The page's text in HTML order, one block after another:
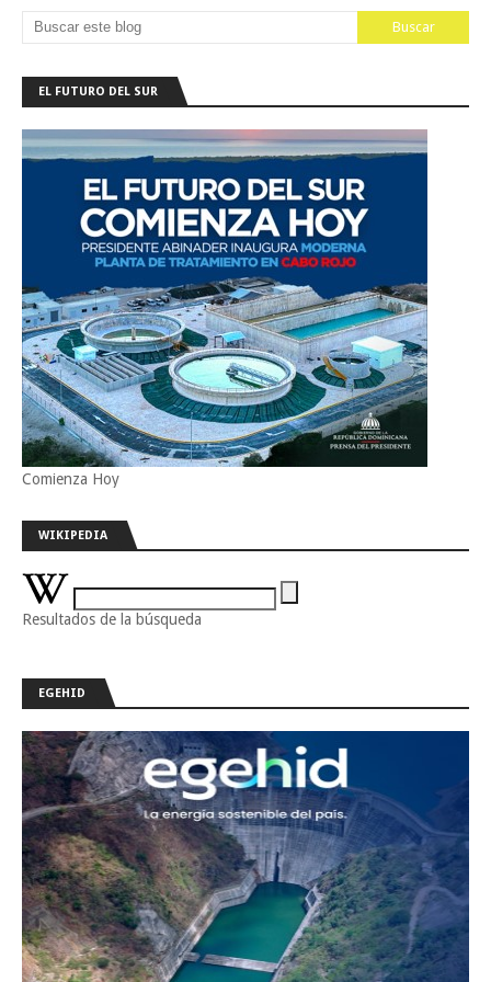
EL FUTURO DEL SUR
Comienza Hoy
WIKIPEDIA
Resultados de la búsqueda
EGEHID